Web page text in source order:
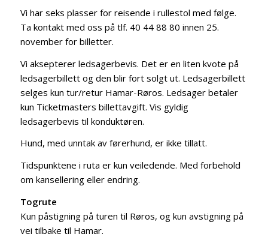
Vi har seks plasser for reisende i rullestol med følge.
Ta kontakt med oss på tlf. 40 44 88 80 innen 25.
november for billetter.
Vi aksepterer ledsagerbevis. Det er en liten kvote på
ledsagerbillett og den blir fort solgt ut. Ledsagerbillett
selges kun tur/retur Hamar-Røros. Ledsager betaler
kun Ticketmasters billettavgift. Vis gyldig
ledsagerbevis til konduktøren.
Hund, med unntak av førerhund, er ikke tillatt.
Tidspunktene i ruta er kun veiledende. Med forbehold
om kansellering eller endring.
Togrute
Kun påstigning på turen til Røros, og kun avstigning på
vei tilbake til Hamar.